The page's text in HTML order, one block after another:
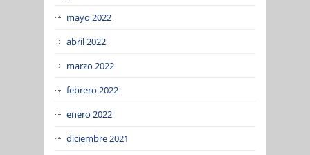
mayo 2022
abril 2022
marzo 2022
febrero 2022
enero 2022
diciembre 2021